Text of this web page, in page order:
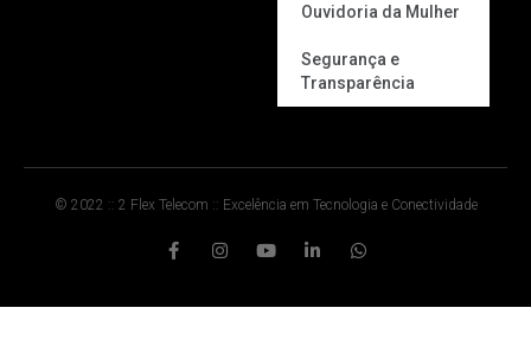
Ouvidoria da Mulher
Segurança e
Transparência
© 2022 :: 2 Flex Telecom :: Excelência em Tecnologia e Conectividade